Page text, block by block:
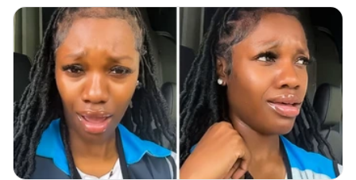
Princípios Editoriais
Fale com a redação
Política de privacidade
Política de Direitos de Autor
Política de Cookies
Termos de Serviço